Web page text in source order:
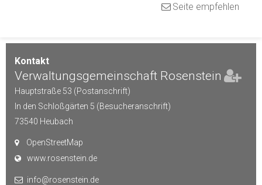
Kontakt
Verwaltungsgemeinschaft Rosenstein
Hauptstraße 53 (Postanschrift)
In den Schloßgärten 5 (Besucheranschrift)
73540 Heubach
OpenStreetMap
www.rosenstein.de
info@rosenstein.de
Seite empfehlen